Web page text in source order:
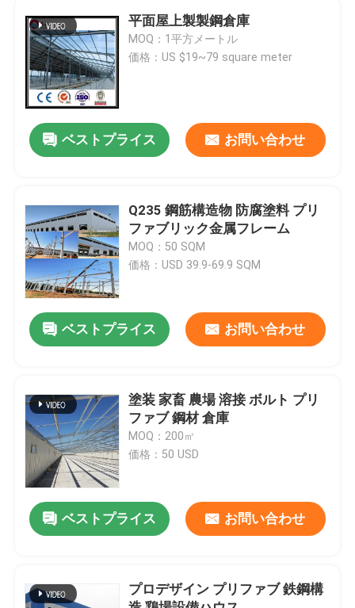
家へ
わたしたち に つい て
工場 ツアー
品質管理
連絡 ください
ニュース
事件
鋼鉄構造物 倉庫
平面屋上製製鋼倉庫
MOQ：1平方メートル
価格：US $19~79 square meter
ベストプライス お問い合わせ
Q235 鋼筋構造物 防腐塗料 プリ
ファブリック金属フレーム
MOQ：50 SQM
価格：USD 39.9-69.9 SQM
ベストプライス お問い合わせ
塗装 家畜 農場 溶接 ボルト プリ
ファブ 鋼材 倉庫
MOQ：200㎡
価格：50 USD
ベストプライス お問い合わせ
プロデザイン プリファブ 鉄鋼構